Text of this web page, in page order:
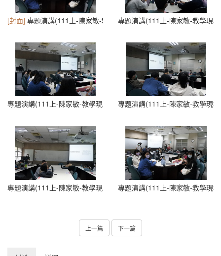
[封面] 專題演講(111上-陳家敏-教學現場的限制與突破1111024) (6)
專題演講(111上-陳家敏-教學現
專題演講(111上-陳家敏-教學現場的限制與突破1111024) (2)
專題演講(111上-陳家敏-教學現
專題演講(111上-陳家敏-教學現場的限制與突破1111024) (4)
專題演講(111上-陳家敏-教學現
上一篇 下一篇